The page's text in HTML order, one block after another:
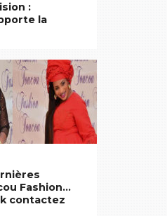
:
la
Fashion…
contactez